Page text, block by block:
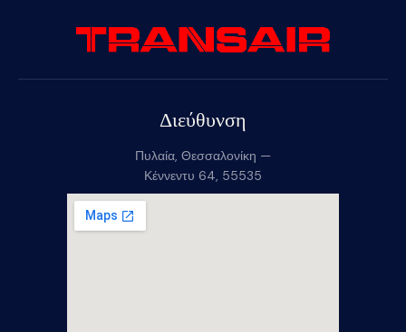
Διεύθυνση
Πυλαία, Θεσσαλονίκη —
Κέννεντυ 64, 55535